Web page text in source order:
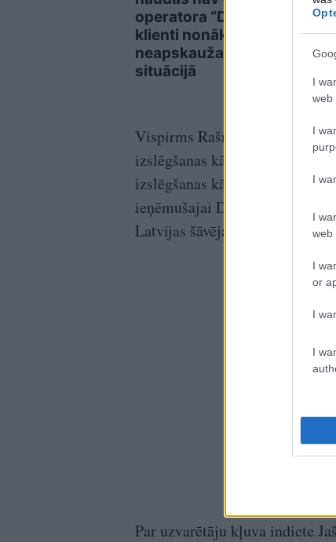
I
web
I
I
I
web
I
or
I
I
operatora “Digitours”
klienti nonākuši
neapskaužamā
situācijā
Vispirms Rašmane desmit
izslēgšanas kārtās apsteidza
izslēgšanas kārtā ar vājāko
ieņēmušajai Dienvidkorejas
Latvijas šāvējai sacensību
Par uzvarētāju kļuva indiete